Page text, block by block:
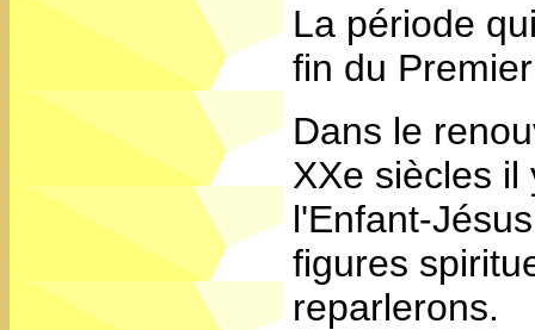
La période
fin du
Dans le
XXe siècles
l'Enfant-
figures
reparlerons.